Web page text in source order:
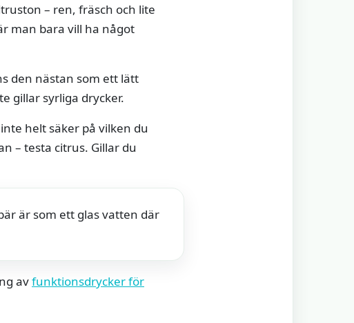
– ren, fräsch och lite
man bara vill ha något
den nästan som ett lätt
gillar syrliga drycker.
helt säker på vilken du
– testa citrus. Gillar du
är som ett glas vatten där
avfunktionsdrycker för